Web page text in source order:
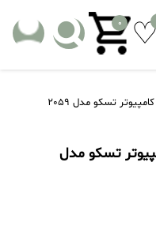
0
تسکو مدل 2059
تسکو مدل